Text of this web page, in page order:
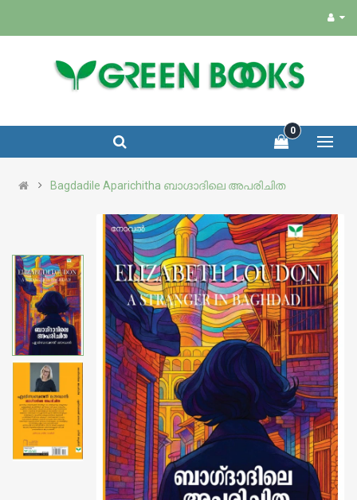
0
Bagdadile Aparichitha ബാഗ്ദാദിലെ അപരിചിത